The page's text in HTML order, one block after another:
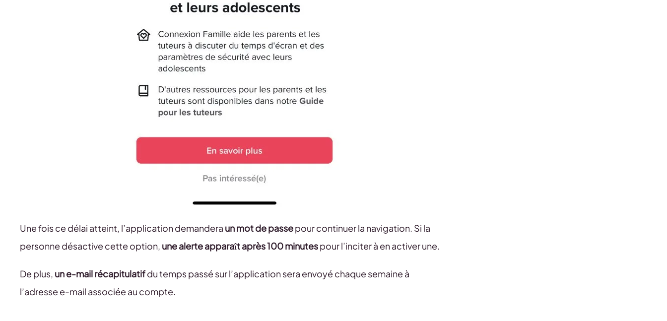
Une fois ce délai atteint, l’application demandera un mot de passepour continuer la navigation. Si la
personne désactive cette option, une alerte apparaît après 100 minutespour l’inciter à en activer une.
De plus, un e-mail récapitulatifdu temps passé sur l’application sera envoyé chaque semaine à
l’adresse e-mail associée au compte.